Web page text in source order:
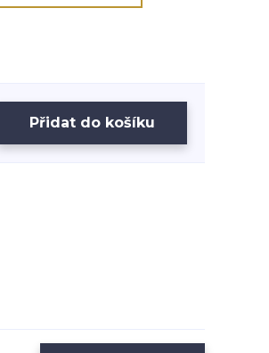
Přidat do košíku